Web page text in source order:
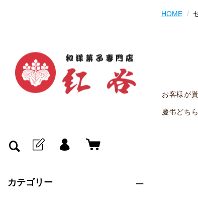
カテゴリー
HOME
お客様が
慶弔どち